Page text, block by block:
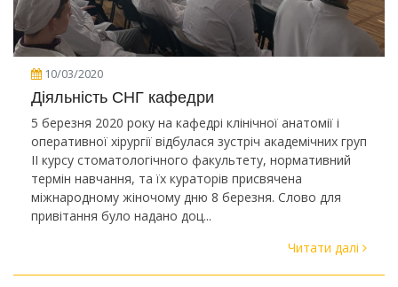
10/03/2020
Діяльність СНГ кафедри
5 березня 2020 року на кафедрі клінічної анатомії і
оперативної хірургії відбулася зустріч академічних груп
ІІ курсу стоматологічного факультету, нормативний
термін навчання, та їх кураторів присвячена
міжнародному жіночому дню 8 березня. Слово для
привітання було надано доц...
Читати далі